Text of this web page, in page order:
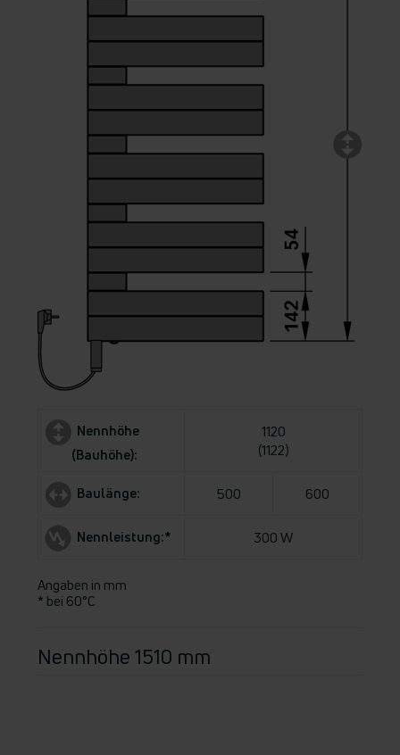
Nennhöhe
(Bauhöhe):
1120
(1122)
Baulänge: 500 600
Nennleistung:* 300 W
Angaben in mm
* bei 60°C
Nennhöhe 1510 mm